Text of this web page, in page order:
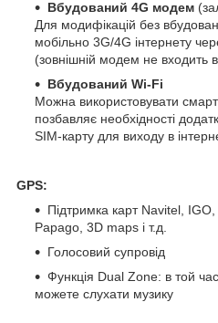
Вбудований 4G модем
Для модифікацій без
мобільно 3G/4G інтернету
(зовнішній модем не входить
Вбудований Wi-Fi
Можна використовувати
позбавляє необхідності
SIM-карту для виходу в
GPS:
Підтримка карт Navitel,
Papago, 3D maps і т.д.
Голосовий супровід
Функція Dual Zone: в той
можете слухати музику